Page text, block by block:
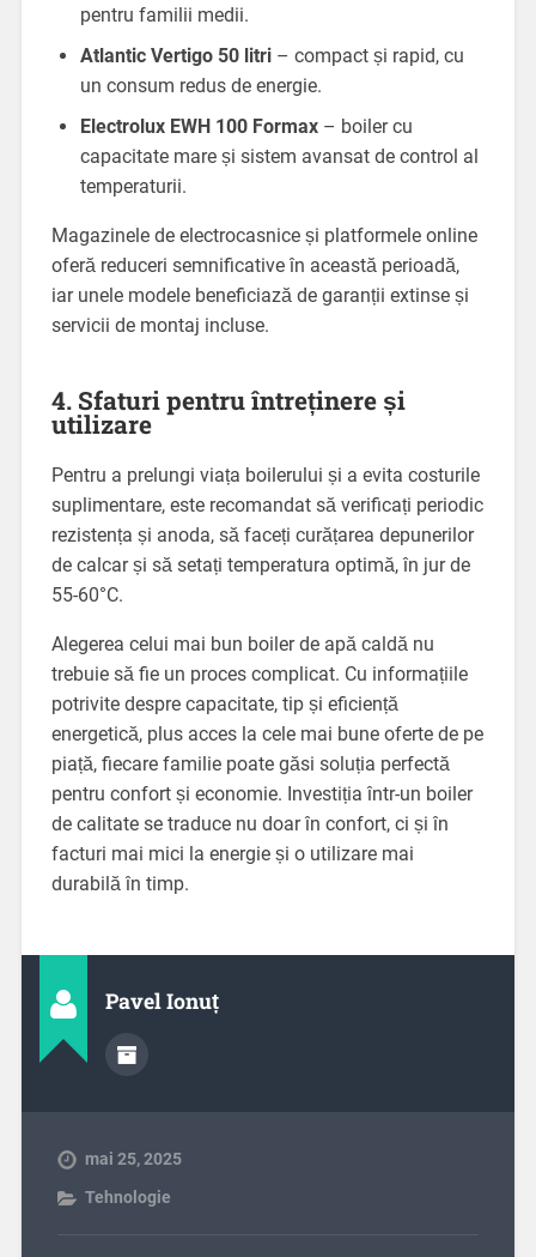
pentru familii medii.
Atlantic Vertigo 50 litri– compact și rapid, cu
un consum redus de energie.
Electrolux EWH 100 Formax– boiler cu
capacitate mare și sistem avansat de control al
temperaturii.
Magazinele de electrocasnice și platformele online
oferă reduceri semnificative în această perioadă,
iar unele modele beneficiază de garanții extinse și
servicii de montaj incluse.
4. Sfaturi pentru întreținere și
utilizare
Pentru a prelungi viața boilerului și a evita costurile
suplimentare, este recomandat să verificați periodic
rezistența și anoda, să faceți curățarea depunerilor
de calcar și să setați temperatura optimă, în jur de
55-60°C.
Alegerea celui mai bun boiler de apă caldă nu
trebuie să fie un proces complicat. Cu informațiile
potrivite despre capacitate, tip și eficiență
energetică, plus acces la cele mai bune oferte de pe
piață, fiecare familie poate găsi soluția perfectă
pentru confort și economie. Investiția într-un boiler
de calitate se traduce nu doar în confort, ci și în
facturi mai mici la energie și o utilizare mai
durabilă în timp.
Pavel Ionuț
mai 25, 2025
Tehnologie